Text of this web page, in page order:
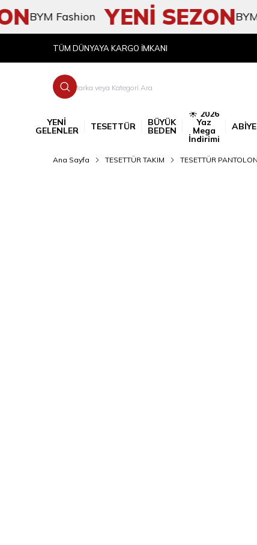
BYM Fashion YENİ SEZONBYM
TÜM DÜNYAYA KARGO İMKANI
YENİ
GELENLER TESETTÜR BÜYÜK
BEDEN
☀️ 2026
Yaz
Mega
İndirimi
ABİYE
Ana Sayfa TESETTÜR TAKIM TESETTÜR